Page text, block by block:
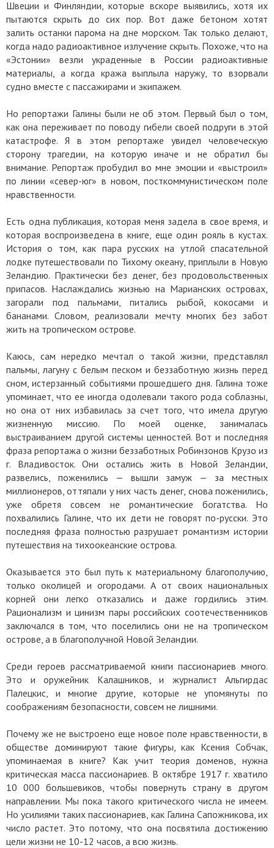
Швеции и Финляндии, которые вскоре выявились, хотя их
пытаются скрыть до сих пор. Вот даже бетоном хотят
залить останки парома на дне морском. Так только делают,
когда надо радиоактивное излучение скрыть. Похоже, что на
«Эстонии» везли украденные в России радиоактивные
материалы, а когда кража выплыла наружу, то взорвали
судно вместе с пассажирами и экипажем.
Но репортажи Галины были не об этом. Первый был о том,
как она переживает по поводу гибели своей подруги в этой
катастрофе. Я в этом репортаже увидел человеческую
сторону трагедии, на которую иначе и не обратил бы
внимание. Репортаж пробудил во мне эмоции и «выстроил»
по линии «север-юг» в новом, посткоммунистическом поле
нравственности.
Есть одна публикация, которая меня задела в свое время, и
которая воспроизведена в книге, еще один рояль в кустах.
История о том, как пара русских на утлой спасательной
лодке путешествовали по Тихому океану, приплыли в Новую
Зеландию. Практически без денег, без продовольственных
припасов. Наслаждались жизнью на Марианских островах,
загорали под пальмами, питались рыбой, кокосами и
бананами. Словом, реализовали мечту многих без забот
жить на тропическом острове.
Каюсь, сам нередко мечтал о такой жизни, представлял
пальмы, лагуну с белым песком и беззаботную жизнь перед
сном, истерзанный событиями прошедшего дня. Галина тоже
упоминает, что ее иногда одолевали такого рода соблазны,
но она от них избавилась за счет того, что имела другую
жизненную миссию. По моей оценке, занималась
выстраиванием другой системы ценностей. Вот и последняя
фраза репортажа о жизни беззаботных Робинзонов Крузо из
г. Владивосток. Они остались жить в Новой Зеландии,
развелись, поженились — вышли замуж — за местных
миллионеров, оттяпали у них часть денег, снова поженились,
уже обретя совсем не романтические богатства. Но
похвалились Галине, что их дети не говорят по-русски. Это
последняя фраза полностью разрушает романтизм истории
путешествия на тихоокеанские острова.
Оказывается это был путь к материальному благополучию,
только околицей и огородами. А от своих национальных
корней они легко отказались и даже гордились этим.
Рационализм и цинизм пары российских соотечественников
заключался в том, что поселились они не на тропическом
острове, а в благополучной Новой Зеландии.
Среди героев рассматриваемой книги пассионариев много.
Это и оружейник Калашников, и журналист Альгирдас
Палецкис, и многие другие, которые не упомянуты по
соображениям безопасности, совсем не лишними.
Почему же не выстроено еще новое поле нравственности, в
обществе доминируют такие фигуры, как Ксения Собчак,
упоминаемая в книге? Как учит теория доменов, нужна
критическая масса пассионариев. В октябре 1917 г. хватило
10 000 большевиков, чтобы повернуть страну в другом
направлении. Мы пока такого критического числа не имеем.
Но усилиями таких пассионариев, как Галина Сапожникова, их
число растет. Это потому, что она посвятила достижению
цели жизни не 10-12 часов, а всю жизнь.